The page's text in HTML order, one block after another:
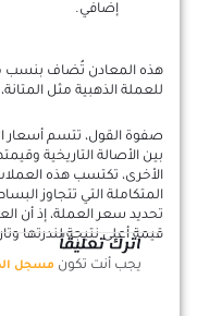
إضافي.
هذه المعادن تُضاف بنسب
للعملة الذهبية مثل
صفوة القول، تتسم أسعار
بين الأصالة التاريخية
الأخرى، تكتسب هذه
المتكاملة التي تتجاوز
تحديد سعر العملة، إذ أن
قيمة أعلى نتيجة لندرتها
اترك تعليقاً
يجب أنت تكون مسجل